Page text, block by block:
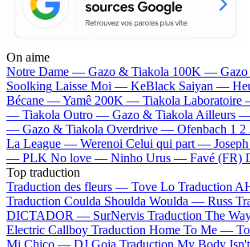
On aime
Notre Dame — Gazo & Tiakola 100K — Gazo
Soolking Laisse Moi — KeBlack Saiyan —
Bécane —Yamê 200K — Tiakola Laboratoire
— Tiakola Outro — Gazo & TiakolaAilleurs
— Gazo & Tiakola Overdrive — Ofenbach 1
La League — Werenoi Celui qui part —
— PLK No love — Ninho Urus — Favé (FR)
Top traduction
Traduction des fleurs — Tove Lo Traduction
Traduction Coulda Shoulda Woulda — Russ
DICTADOR — SurNervis Traduction The
Electric Callboy Traduction Home To Me —